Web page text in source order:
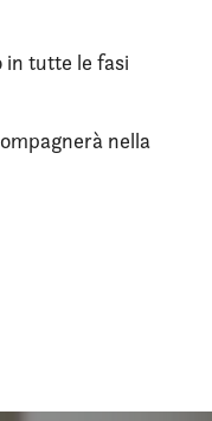
in tutte le fasi
nella